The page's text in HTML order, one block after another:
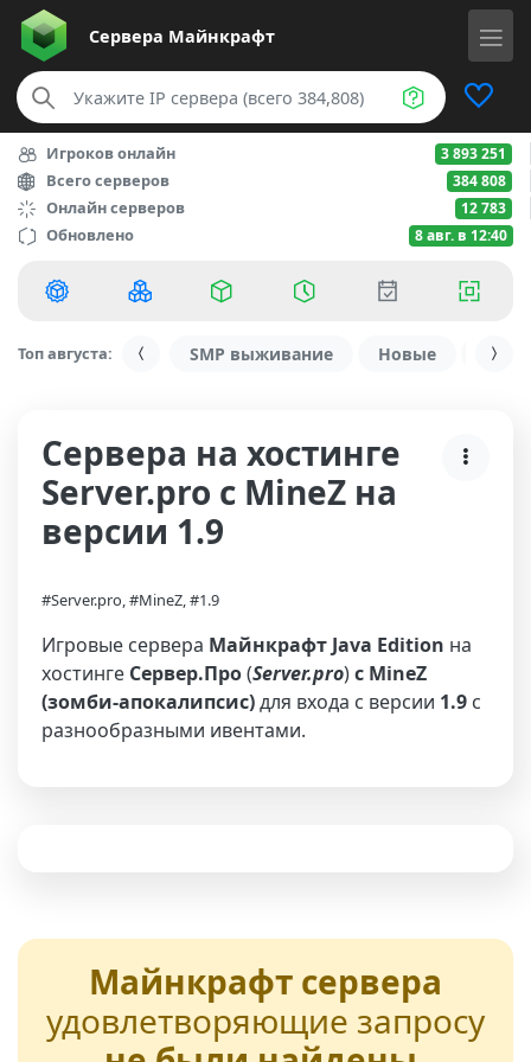
Сервера Майнкрафт
Игроков онлайн 3 893 251
Всего серверов 384 808
Онлайн серверов 12 783
Обновлено 8 авг. в 12:40
Топ августа: SMP выживание Новые С
Сервера на хостинге
Server.pro с MineZ на
версии 1.9
#Server.pro, #MineZ, #1.9
Игровые сервера Майнкрафт Java Edition на
хостинге Сервер.Про(Server.pro)с MineZ
(зомби-апокалипсис)для входа с версии 1.9 с
разнообразными ивентами.
Майнкрафт сервера
удовлетворяющие запросу